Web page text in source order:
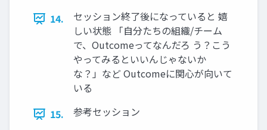
14.
セッション終了後になっていると 嬉
しい状態 「自分たちの組織/チーム
で、Outcomeってなんだろ う？こう
やってみるといいんじゃないか
な？」など Outcomeに関心が向いて
いる
15.
参考セッション